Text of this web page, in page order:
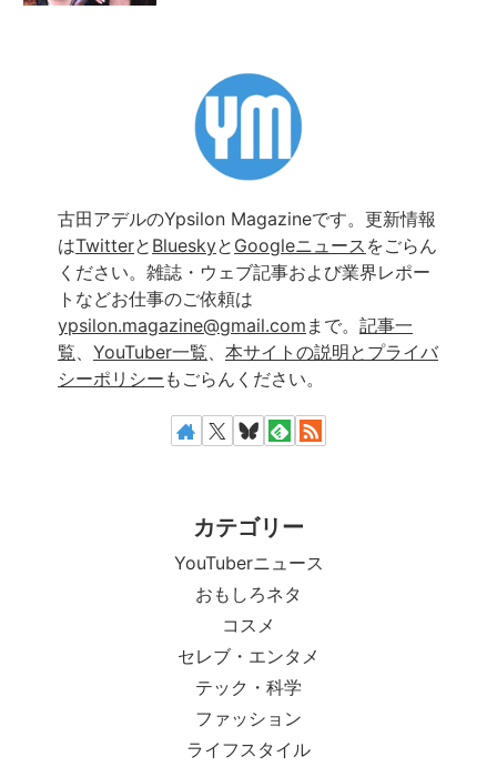
古田アデルのYpsilon Magazineです。更新情報
はTwitterと Blueskyと Googleニュース をごらん
ください。雑誌・ウェブ記事および業界レポー
トなどお仕事のご依頼は
ypsilon.magazine@gmail.com まで。 記事一
覧、 YouTuber一覧、 本サイトの説明とプライバ
シーポリシー もごらんください。
カテゴリー
YouTuberニュース
おもしろネタ
コスメ
セレブ・エンタメ
テック・科学
ファッション
ライフスタイル